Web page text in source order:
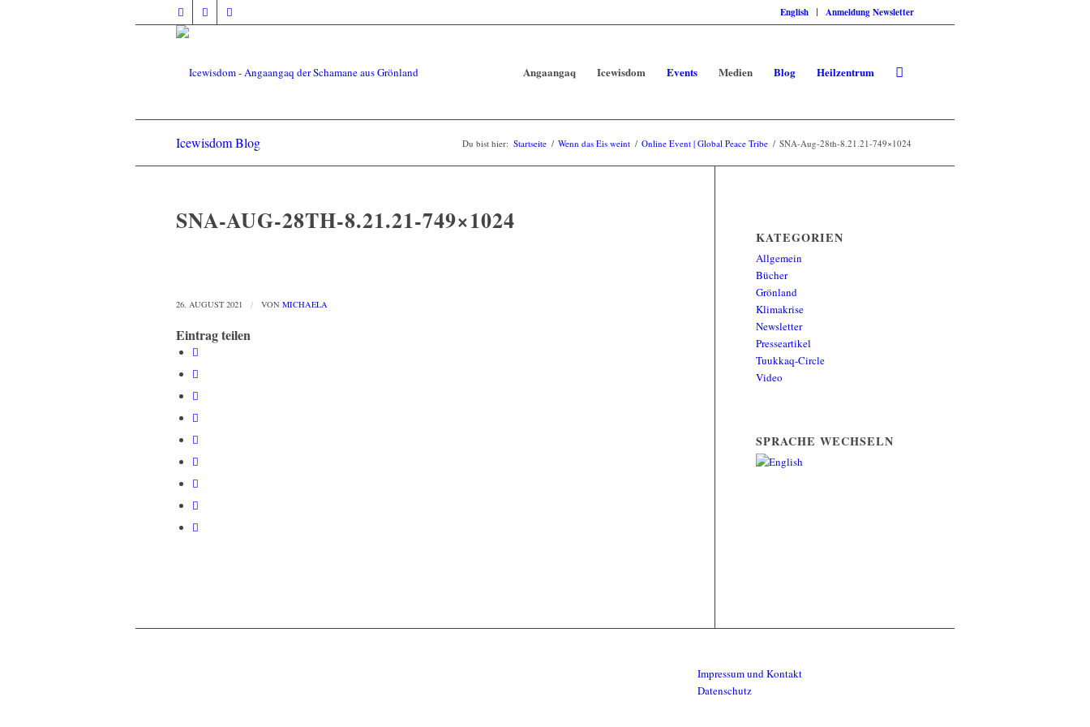
English Anmeldung Newsletter
Angaangaq Icewisdom Events Medien Blog Heilzentrum
Icewisdom Blog Du bist hier: Startseite / Wenn das Eis weint / Online Event | Global Peace Tribe / SNA-Aug-28th-8.21.21-749×1024
SNA-AUG-28TH-8.21.21-749×1024
26. AUGUST 2021 / VON MICHAELA
Eintrag teilen
KATEGORIEN
Allgemein
Bücher
Grönland
Klimakrise
Newsletter
Presseartikel
Tuukkaq-Circle
Video
SPRACHE WECHSELN
Impressum und Kontakt
Datenschutz